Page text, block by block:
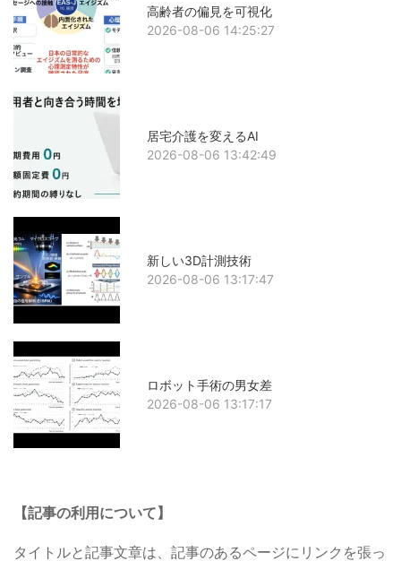
高齢者の偏見を可視化
2026-08-06 14:25:27
居宅介護を変えるAI
2026-08-06 13:42:49
新しい3D計測技術
2026-08-06 13:17:47
ロボット手術の男女差
2026-08-06 13:17:17
【記事の利用について】
タイトルと記事文章は、記事のあるページにリンクを張っ